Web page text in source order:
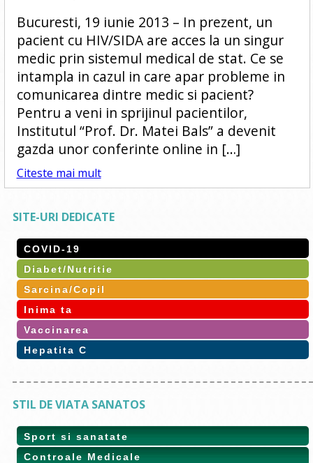
Bucuresti, 19 iunie 2013 – In prezent, un
pacient cu HIV/SIDA are acces la un singur
medic prin sistemul medical de stat. Ce se
intampla in cazul in care apar probleme in
comunicarea dintre medic si pacient?
Pentru a veni in sprijinul pacientilor,
Institutul “Prof. Dr. Matei Bals” a devenit
gazda unor conferinte online in […]
Citeste mai mult
SITE-URI DEDICATE
COVID-19
Diabet/Nutritie
Sarcina/Copil
Inima ta
Vaccinarea
Hepatita C
STIL DE VIATA SANATOS
Sport si sanatate
Controale Medicale